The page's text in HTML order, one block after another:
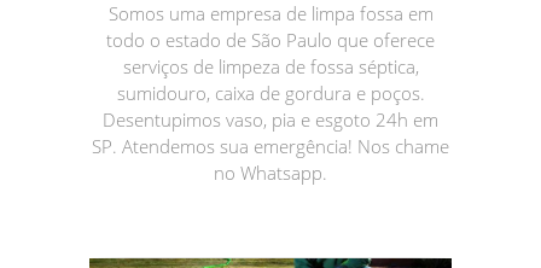
Somos uma empresa de limpa fossa em
todo o estado de São Paulo que oferece
serviços de limpeza de fossa séptica,
sumidouro, caixa de gordura e poços.
Desentupimos vaso, pia e esgoto 24h em
SP. Atendemos sua emergência! Nos chame
no Whatsapp.